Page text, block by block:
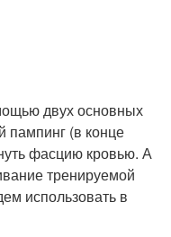
двух основных
пампинг (в конце
фасцию кровью. А
тренируемой
использовать в